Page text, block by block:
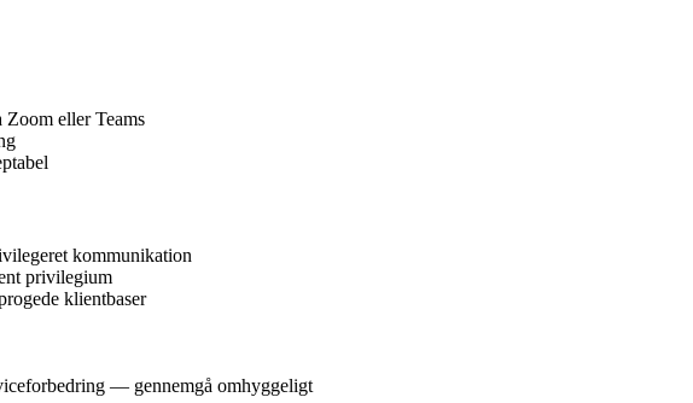
eller Teams
kommunikation
privilegium
klientbaser
— gennemgå omhyggeligt